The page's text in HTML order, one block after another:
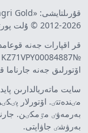
قۇرىلتايشى: «Tengri Gold» جشس
2012-2026 © ۇلت پورتالى
قر اقپارات جەنە
№KZ71VPY00084887 كۋەلٸگٸ بەرٸلگەن.
اۆتورلىق جەنە جارناما
سايت ماتەريالدارىن
مٸندەتتٸ. اۆتورلار
بەرمەۋٸ مٷمكٸن.
بەرۋشٸ جاۋاپتى.